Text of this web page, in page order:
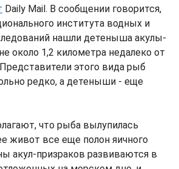
Daily Mail. В сообщении говорится,
института водных и
нашли детеныша акулы-
около 1,2 километра недалеко от
этого вида рыб
редко, а детеныши - еще
что рыба вылупилась
живот все еще полон яичного
акул-призраков развиваются в